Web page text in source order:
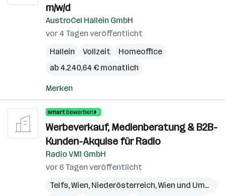
m/w/d
AustroCel Hallein GmbH
vor 4 Tagen veröffentlicht
Hallein
Vollzeit
Homeoffice
ab 4.240,64 € monatlich
Merken
Werbeverkauf, Medienberatung & B2B-
Kunden-Akquise für Radio
Radio VM1 GmbH
vor 6 Tagen veröffentlicht
Telfs,Wien, Niederösterreich,Wien und Umgebung